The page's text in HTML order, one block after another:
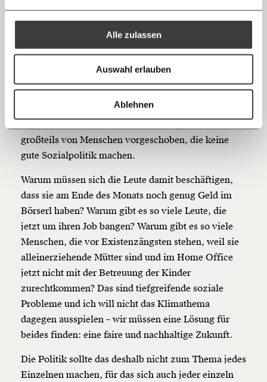
Alle zulassen
Auswahl erlauben
Ablehnen
Mehr Informationen:Datenschutz.
Anmelden
Ich spende einmalig
20€ 40€
150€ €
Ich möchte meine Spende verschenken.
Du erhältst eine E-Mail mit deiner
ausdrucken oder weiterleiten und verschenken
kannst.
Weiter
1/3
RSS
Bluesky
https://www.moment.at/story/katharina-rogenhofer-klimaschutz-braucht-auch-radikalitaet/
es billig ist und bequemer, und dass man sich fürs
klimafreundliche Verhalten entscheiden muss.
Es gibt auch PolitikerInnen, die sagen, Klima sei ein
Luxusthema. Es könne sich jetzt nicht jeder mit dem
Probleme, zum Beispiel am Ende des Moments
überhaupt noch Geld im Geldbörserl zu haben. Da
großteils von Menschen vorgeschoben, die keine
gute Sozialpolitik machen.
Warum müssen sich die Leute damit beschäftigen,
dass sie am Ende des Monats noch genug Geld im
Börserl haben? Warum gibt es so viele Leute, die
jetzt um ihren Job bangen? Warum gibt es so viele
Menschen, die vor Existenzängsten stehen, weil sie
alleinerziehende Mütter sind und im Home Office
jetzt nicht mit der Betreuung der Kinder
zurechtkommen? Das sind tiefgreifende soziale
Probleme und ich will nicht das Klimathema
dagegen ausspielen – wir müssen eine Lösung für
beides finden: eine faire und nachhaltige Zukunft.
Die Politik sollte das deshalb nicht zum Thema jedes
Einzelnen machen, für das sich auch jeder einzeln